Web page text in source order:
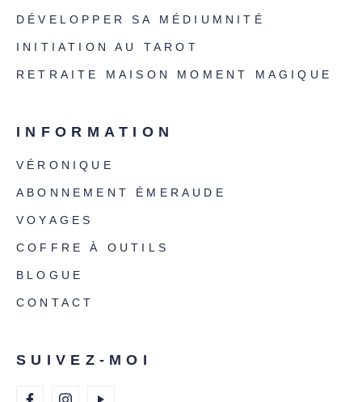
DÉVELOPPER SA MÉDIUMNITÉ
INITIATION AU TAROT
RETRAITE MAISON MOMENT MAGIQUE
INFORMATION
VÉRONIQUE
ABONNEMENT ÉMERAUDE
VOYAGES
COFFRE À OUTILS
BLOGUE
CONTACT
SUIVEZ-MOI